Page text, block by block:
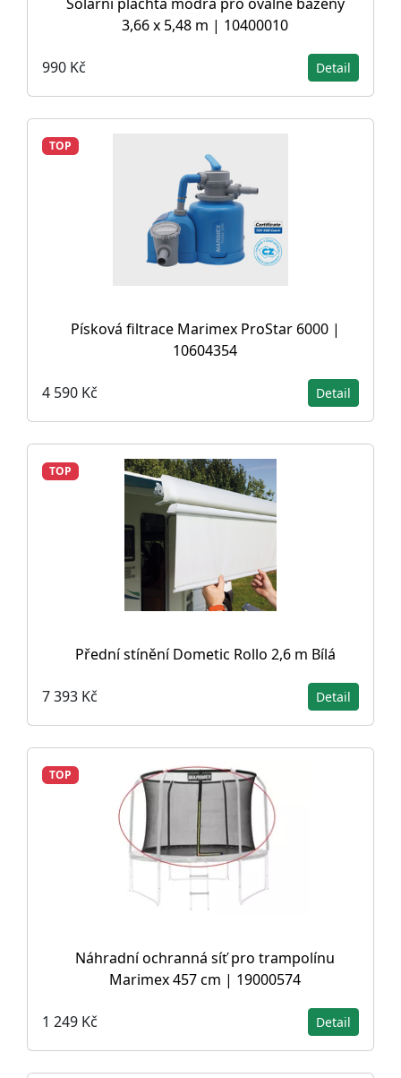
3,66 x 5,48 m | 10400010
990 Kč Detail
TOP
Písková filtrace Marimex ProStar 6000 |
10604354
4 590 Kč Detail
TOP
Přední stínění Dometic Rollo 2,6 m Bílá
7 393 Kč Detail
TOP
Náhradní ochranná síť pro trampolínu
Marimex 457 cm | 19000574
1 249 Kč Detail